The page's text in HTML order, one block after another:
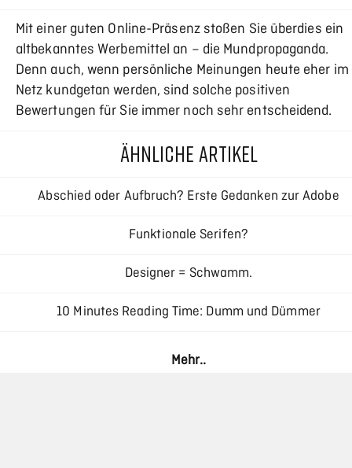
Mit einer guten Online-Präsenz stoßen Sie überdies ein
altbekanntes Werbemittel an – die Mundpropaganda.
Denn auch, wenn persönliche Meinungen heute eher im
Netz kundgetan werden, sind solche positiven
Bewertungen für Sie immer noch sehr entscheidend.
ÄHNLICHE ARTIKEL
Abschied oder Aufbruch? Erste Gedanken zur Adobe
Creative Cloud
Funktionale Serifen?
Designer = Schwamm.
10 Minutes Reading Time: Dumm und Dümmer
Responsive Typography – Interview mit Oliver
Mehr..